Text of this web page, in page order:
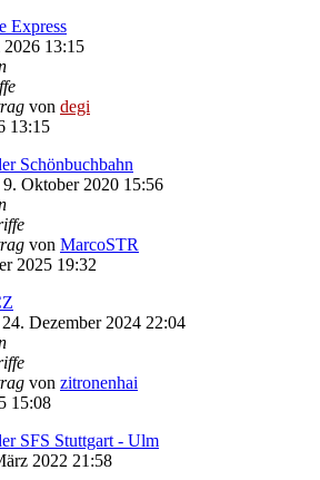
Express
13:15
von degi
13:15
Schönbuchbahn
9. Oktober 2020 15:56
von MarcoSTR
2025 19:32
24. Dezember 2024 22:04
von zitronenhai
15:08
SFS Stuttgart - Ulm
2022 21:58